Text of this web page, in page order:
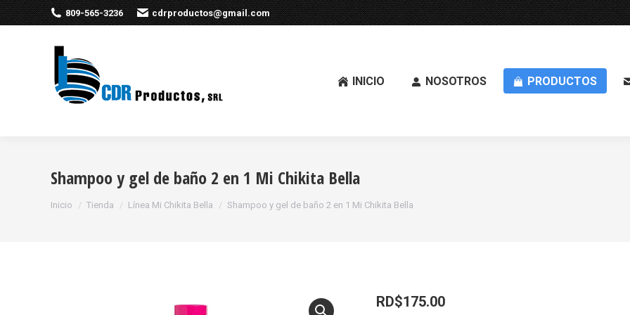
809-565-3236 cdrproductos@gmail.com
INICIO NOSOTROS PRODUCTOS
Shampoo y gel de baño 2 en 1 Mi Chikita Bella
Inicio Tienda Línea Mi Chikita Bella Shampoo y gel de baño 2 en 1 Mi Chikita Bella
RD$175.00